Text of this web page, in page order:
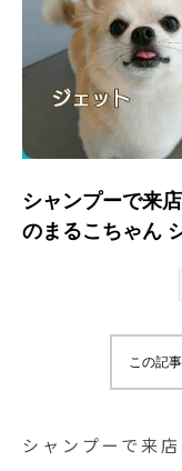
シャンプーで来
のまるこちゃん
この記
シャンプーで来